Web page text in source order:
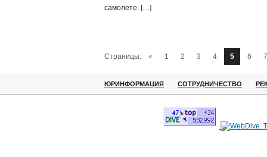
самолёте. […]
Страницы: « 1 2 3 4 5 6 7
ЮРИНФОРМАЦИЯ СОТРУДНИЧЕСТВО